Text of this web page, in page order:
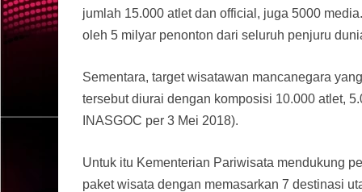
jumlah 15.000 atlet dan official, juga 5000
oleh 5 milyar penonton dari seluruh penjuru
Sementara, target wisatawan mancanegara
tersebut diurai dengan komposisi 10.000 atlet,
INASGOC per 3 Mei 2018).
Untuk itu Kementerian Pariwisata mendukung
paket wisata dengan memasarkan 7 destinasi